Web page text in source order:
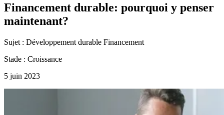
Financement durable: pourquoi y penser
maintenant?
Sujet : Développement durable Financement
Stade : Croissance
5 juin 2023